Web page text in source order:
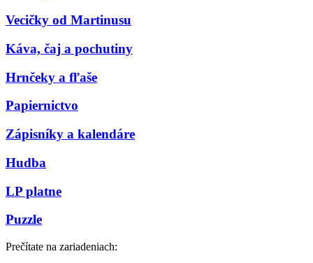
Vecičky od Martinusu
Káva, čaj a pochutiny
Hrnčeky a fľaše
Papiernictvo
Zápisníky a kalendáre
Hudba
LP platne
Puzzle
Prečítate na zariadeniach: